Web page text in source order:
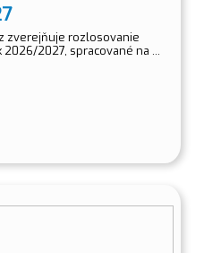
zverejňuje rozlosovanie
2027, spracované na ...